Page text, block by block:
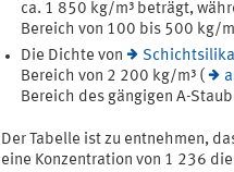
ca. 1 850 kg/m³ beträgt,
Bereich von 100 bis 500 kg/
Die Dichte von
Bereich von 2 200 kg/m³ (
Bereich des gängigen A-
Der Tabelle ist zu entnehmen,
eine Konzentration von 1 236